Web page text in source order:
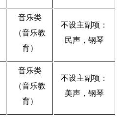
音乐类
（音乐教
育）
不设主副项：
民声，钢琴
音乐类
（音乐教
育）
不设主副项：
美声，钢琴